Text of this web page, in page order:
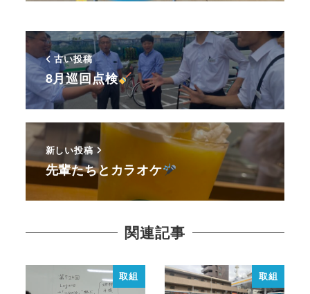
古い投稿
8月巡回点検
新しい投稿
先輩たちとカラオケ
関連記事
取組 取組